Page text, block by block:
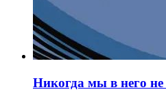
Никогда мы в него не